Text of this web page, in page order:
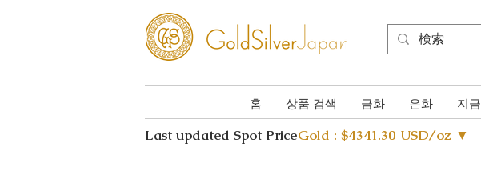
홈 상품 검색 금화 은화 지금
Last updated Spot PriceGold : $4341.30 USD/oz ▼